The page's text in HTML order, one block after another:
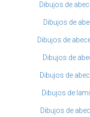
Dibujos de
Dibujos de
Dibujos de
Dibujos de
Dibujos de
Dibujos de
Dibujos de